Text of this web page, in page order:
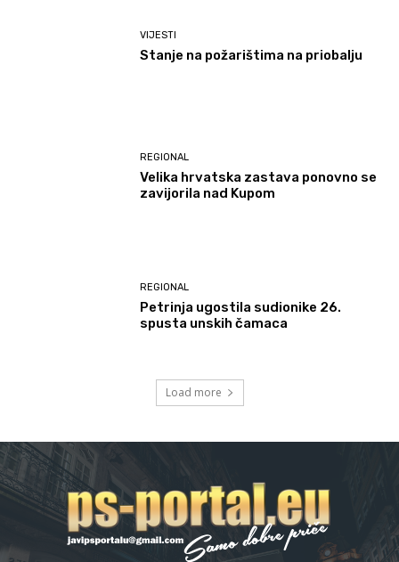
VIJESTI
Stanje na požarištima na priobalju
REGIONAL
Velika hrvatska zastava ponovno se
zavijorila nad Kupom
REGIONAL
Petrinja ugostila sudionike 26.
spusta unskih čamaca
Load more